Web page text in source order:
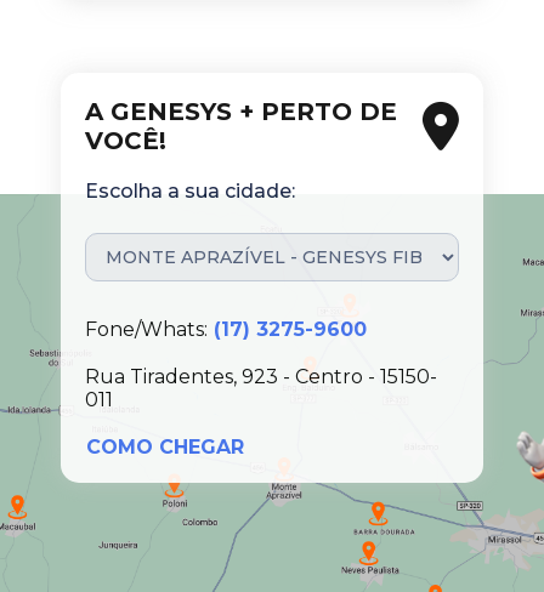
A GENESYS + PERTO DE
VOCÊ!
Escolha a sua cidade:
Fone/Whats: (17) 3275-9600
Rua Tiradentes, 923 - Centro - 15150-
011
COMO CHEGAR